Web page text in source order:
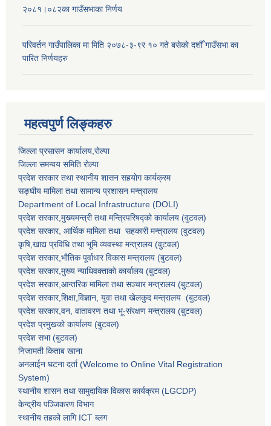
२०८१।०८२का गाउँसभाका निर्णय
परिवर्तन गाउँपालिका मा मिति २०७८-३-९र १० गते बसेकाे दशौँ गाउँसभा का
पारित निर्णयहरु
महत्वपुर्ण लिङ्कहरु
जिल्ला प्रसासन कार्यालय,राेल्पा
जिल्ला समन्वय समिति रोल्पा
प्रदेश सरकार तथा स्थानीय शासन सहयाेग कार्यक्रम
सङ्‍घीय मामिला तथा सामान्य प्रशासन मन्त्रालय
Department of Local Infrastructure (DOLI)
प्रदेश सरकार,मुख्यमन्त्री तथा मन्त्रिपरिषद्को कार्यालय (वुटवल)
प्रदेश सरकार, आर्थिक मामिला तथा सहकारी मन्त्रालय (वुटवल)
कृषि,खाद्य प्रविधि तथा भूमि व्यवस्था मन्त्रालय (वुटवल)
प्रदेश सरकार,भाैतिक पूर्वाधार विकास मन्त्रालय (बुटवल)
प्रदेश सरकार,मुख्य न्याधिवक्ताकाे कार्यालय (बुटवल)
प्रदेश सरकार,आन्तरिक मामिला तथा सञ्चार मन्त्रालय (बुटवल)
प्रदेश सरकार,शिक्षा,विज्ञान, युवा तथा खेलकुद मन्त्रालय (बुटवल)
प्रदेश सरकार,वन, वातावरण तथा भू-संरक्षण मन्त्रालय (बुटवल)
प्रदेश प्रमुखकाे कार्यालय (बुटवल)
प्रदेश सभा (बुटवल)
निजामती किताब खाना
अनलाईन घटना दर्ता (Welcome to Online Vital Registration
System)
स्थानीय शासन तथा सामुदायिक विकास कार्यक्रम (LGCDP)
केन्द्रीय पञ्जिकरण विभाग
स्थानीय तहको लागि ICT ब्लग